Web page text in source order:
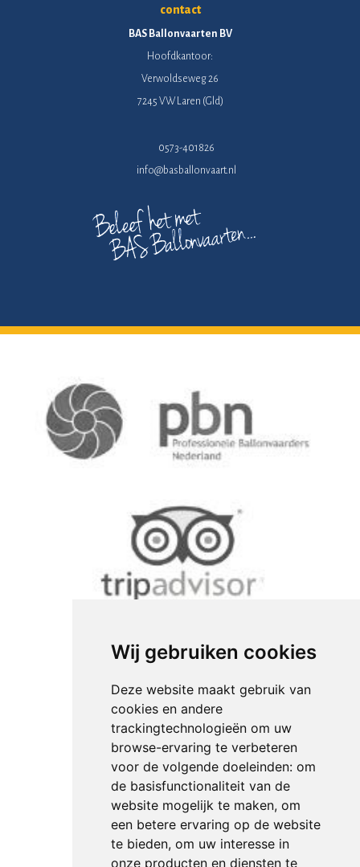
Wij gebruiken cookies
Deze website maakt gebruik van
cookies en andere
trackingtechnologieën om uw
browse-ervaring te verbeteren
voor de volgende doeleinden: om
de basisfunctionaliteit van de
website mogelijk te maken, om
een betere ervaring op de website
te bieden, om uw interesse in
onze producten en diensten te
contact
BAS Ballonvaarten BV
Hoofdkantoor:
Verwoldseweg 26
7245 VW Laren (Gld)
0573-401826
info@basballonvaart.nl